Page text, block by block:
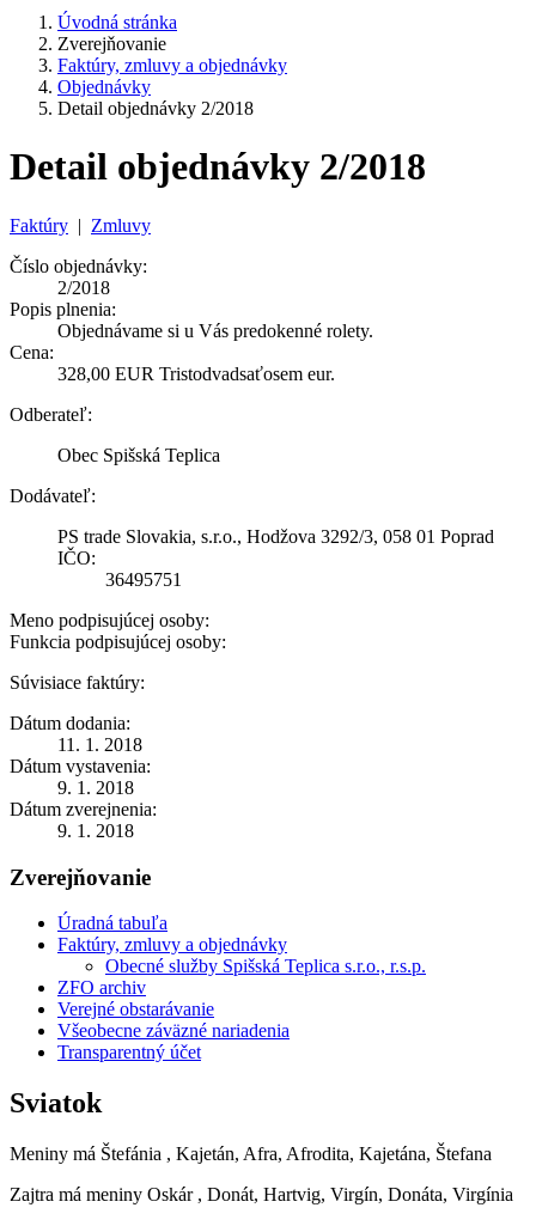
Úvodná stránka
Zverejňovanie
Faktúry, zmluvy a objednávky
Objednávky
Detail objednávky 2/2018
Detail objednávky 2/2018
Faktúry | Zmluvy
Číslo objednávky:
2/2018
Popis plnenia:
Objednávame si u Vás predokenné rolety.
Cena:
328,00 EUR Tristodvadsaťosem eur.
Odberateľ:
Obec Spišská Teplica
Dodávateľ:
PS trade Slovakia, s.r.o., Hodžova 3292/3, 058 01 Poprad
IČO:
36495751
Meno podpisujúcej osoby:
Funkcia podpisujúcej osoby:
Súvisiace faktúry:
Dátum dodania:
11. 1. 2018
Dátum vystavenia:
9. 1. 2018
Dátum zverejnenia:
9. 1. 2018
Zverejňovanie
Úradná tabuľa
Faktúry, zmluvy a objednávky
Obecné služby Spišská Teplica s.r.o., r.s.p.
ZFO archiv
Verejné obstarávanie
Všeobecne záväzné nariadenia
Transparentný účet
Sviatok
Meniny má Štefánia , Kajetán, Afra, Afrodita, Kajetána, Štefana
Zajtra má meniny Oskár , Donát, Hartvig, Virgín, Donáta, Virgínia